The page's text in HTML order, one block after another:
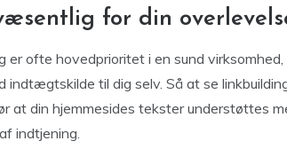
for din
ofte hovedprioritet i en sund
indtægtskilde til dig selv. Så at se
at din hjemmesides tekster understøttes
indtjening.